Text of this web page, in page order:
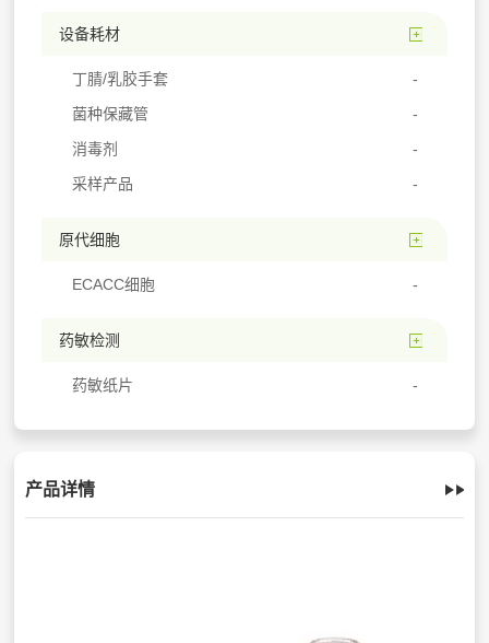
设备耗材
丁腈/乳胶手套
菌种保藏管
消毒剂
采样产品
原代细胞
ECACC细胞
药敏检测
药敏纸片
产品详情